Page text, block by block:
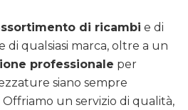
di ricambi e di
qualsiasi marca, oltre a un
professionale per
siano sempre
un servizio di qualità,